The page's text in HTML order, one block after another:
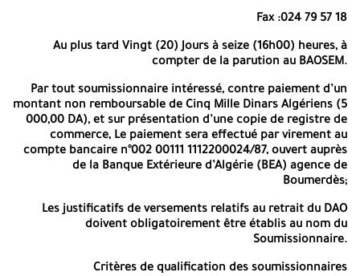
Soumissionnaires dont les offres techniques auront été
déclarées conformes, seront invités à l’ouverture des offres
financières. Les plis contenant les offres techniques seront
ouverts en présence du ou des représentant(s) des
Soumissionnaires qui le souhaitent, à la séance d’ouverture qui
aura lieu à l’adresse Sonatrach/IAP/Ecole de Skikda Les Platanes –
Filfila 21042 Skikda. La garantie de soumission peut être remise,
par les soumissionnaires intéressés, le jour de l’ouverture des plis
des offres techniques. Les plis contenant des offres financières
seront ouverts en présence du ou des représentants des
Soumissionnaires qui le souhaitent à la séance d’ouverture des
qui aura lieu à l’adresse Sonatrach/IAP/Ecole de Skikda Les
Platanes – Filfila 21042 Skikda. Les Soumissionnaires resteront
engagés par leur offre pour une durée de Cent Cinquante (150)
Fax :024 79 57 18
Au plus tard Vingt (20) Jours à seize (16h00) heures, à
compter de la parution au BAOSEM.
Par tout soumissionnaire intéressé, contre paiement d’un
montant non remboursable de Cinq Mille Dinars Algériens (5
000,00 DA), et sur présentation d’une copie de registre de
commerce, Le paiement sera effectué par virement au
compte bancaire n°002 00111 1112200024/87, ouvert auprès
de la Banque Extérieure d’Algérie (BEA) agence de
Boumerdès;
Les justificatifs de versements relatifs au retrait du DAO
doivent obligatoirement être établis au nom du
Soumissionnaire.
Critères de qualification des soumissionnaires